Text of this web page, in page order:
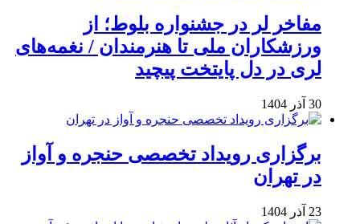
مفاخر لر در جشنواره بلوط؛ از
ورزشکاران ملی تا هنرمندان / نغمه‌های
لری در دل پایتخت پیچید
30 آذر 1404
برگزاری رویداد تخصصی حنجره و آواز
در تهران
23 آذر 1404